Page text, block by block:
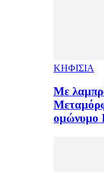
ΚΗΦΙΣΙΑ
Με
ομώνυμο